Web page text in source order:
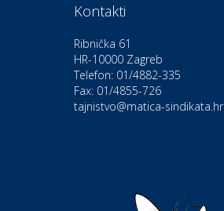
Moda i ljepota
Gastro
Hotel Bunčić Vrbovec
Kontakti
Ribnička 61
HR-10000 Zagreb
Telefon: 01/4882-335
Fax: 01/4855-726
tajnistvo@matica-sindikata.hr